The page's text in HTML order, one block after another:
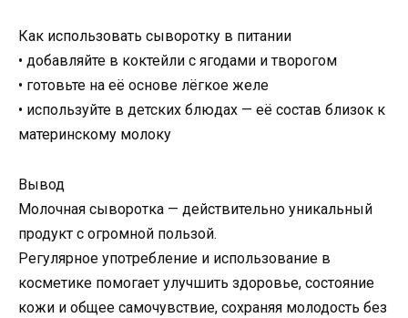
Как использовать сыворотку в питании
• добавляйте в коктейли с ягодами и творогом
• готовьте на её основе лёгкое желе
• используйте в детских блюдах — её состав близок к
материнскому молоку
Вывод
Молочная сыворотка — действительно уникальный
продукт с огромной пользой.
Регулярное употребление и использование в
косметике помогает улучшить здоровье, состояние
кожи и общее самочувствие, сохраняя молодость без